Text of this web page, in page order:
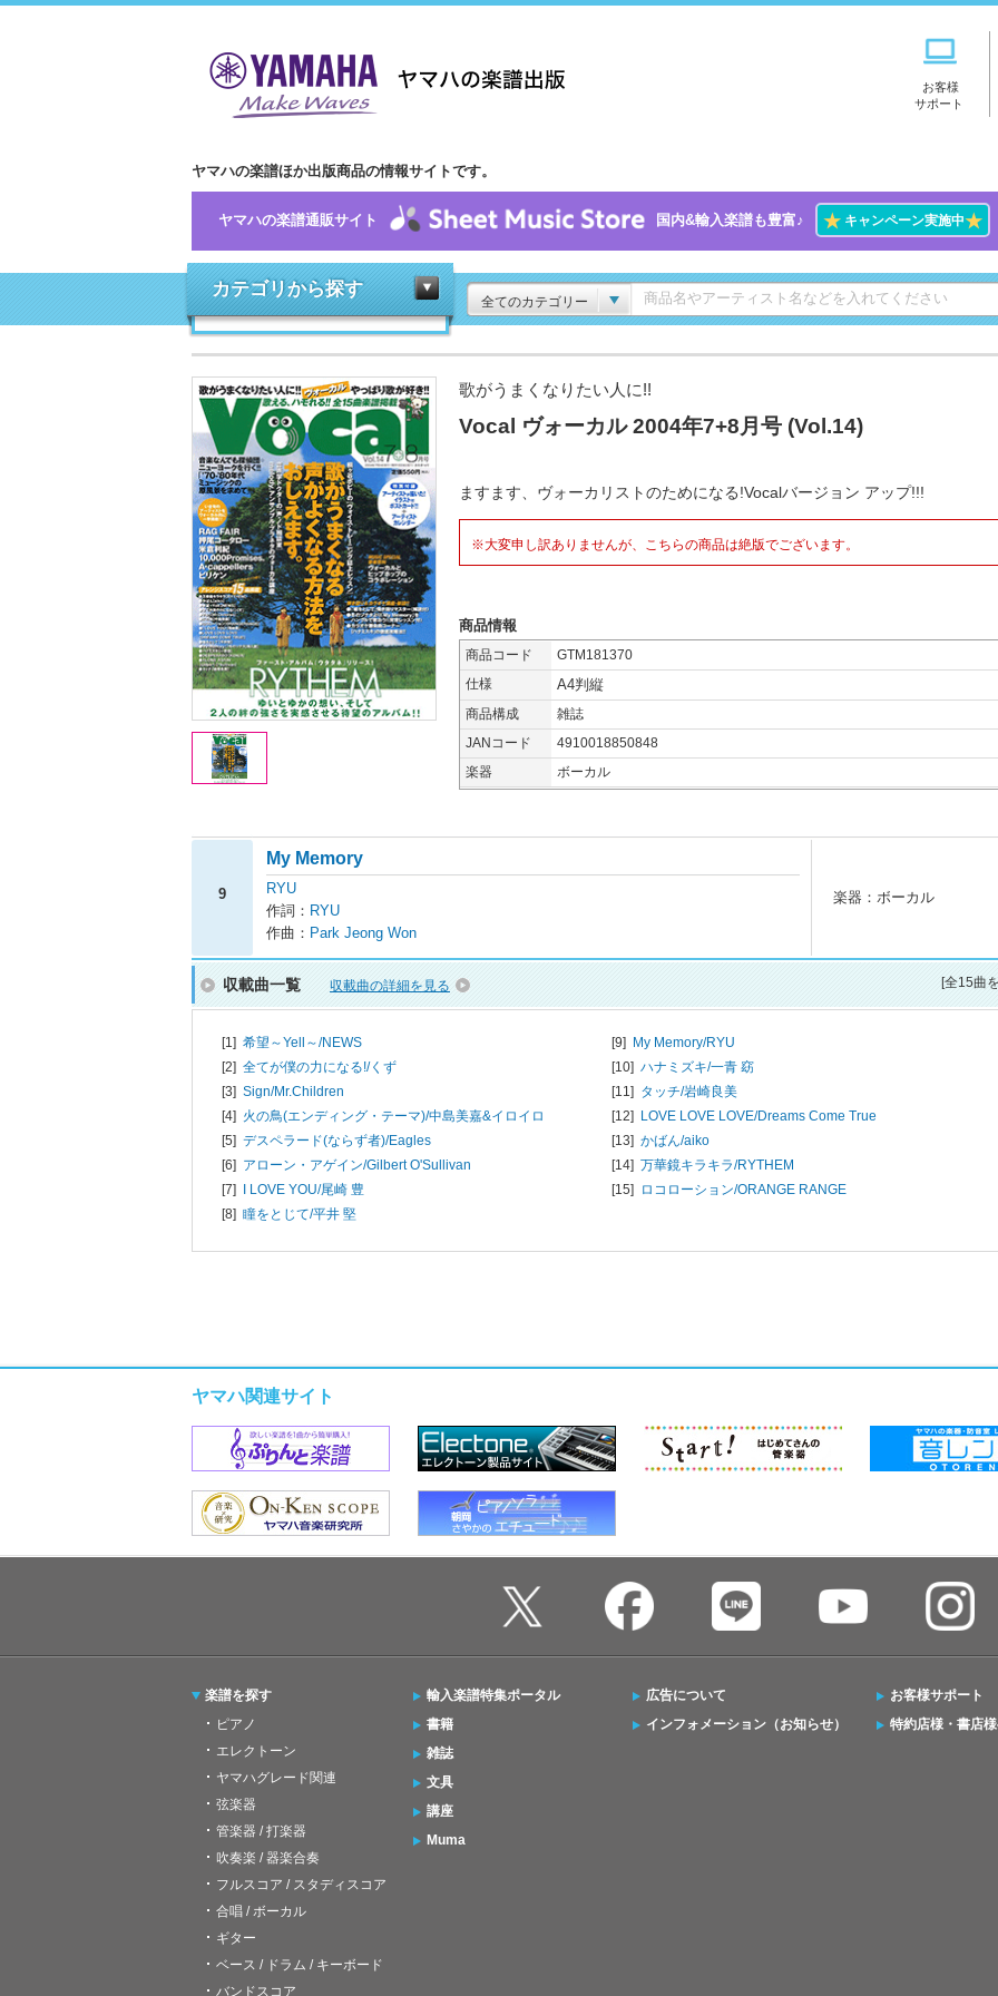
お客様
サポート
ヤマハの楽譜ほか出版商品の情報サイトです。
ヤマハの楽譜通販サイト 国内&輸入楽譜も豊富♪ ★キャンペーン実施中★
カテゴリから探す
全てのカテゴリー
歌がうまくなりたい人に!!
Vocal ヴォーカル 2004年7+8月号 (Vol.14)
ますます、ヴォーカリストのためになる!Vocalバージョン アップ!!!
※大変申し訳ありませんが、こちらの商品は絶版でございます。
商品情報
商品コード
GTM181370
仕様
A4判縦
商品構成
雑誌
JANコード
4910018850848
楽器
ボーカル
9
My Memory
RYU
作詞： RYU
作曲： Park Jeong Won
楽器：ボーカル
収載曲一覧 収載曲の詳細を見る [全15曲
[1] 希望～Yell～/NEWS
[2] 全てが僕の力になる!/くず
[3] Sign/Mr.Children
[4] 火の鳥(エンディング・テーマ)/中島美嘉&イロイロ
[5] デスペラード(ならず者)/Eagles
[6] アローン・アゲイン/Gilbert O'Sullivan
[7] I LOVE YOU/尾崎 豊
[8] 瞳をとじて/平井 堅
[9] My Memory/RYU
[10] ハナミズキ/一青 窈
[11] タッチ/岩崎良美
[12] LOVE LOVE LOVE/Dreams Come True
[13] かばん/aiko
[14] 万華鏡キラキラ/RYTHEM
[15] ロコローション/ORANGE RANGE
ヤマハ関連サイト
楽譜を探す
ピアノ
エレクトーン
ヤマハグレード関連
弦楽器
管楽器 / 打楽器
吹奏楽 / 器楽合奏
フルスコア / スタディスコア
合唱 / ボーカル
ギター
ベース / ドラム / キーボード
バンドスコア
輸入楽譜特集ポータル
書籍
雑誌
文具
講座
Muma
広告について
インフォメーション（お知らせ）
お客様サポート
特約店様・書店